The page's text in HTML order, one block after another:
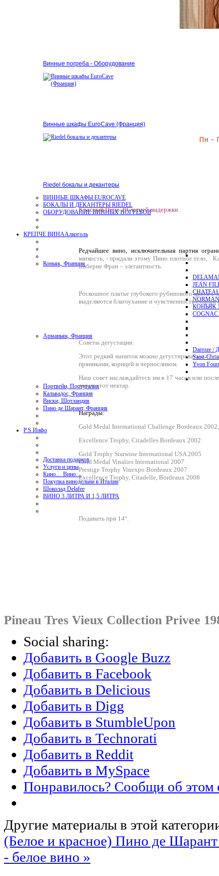
Винные погреба - Оборудование
Винные шкафы EuroCave (Франция)
Riedel бокалы и декантеры
ВИННЫЕ ШКАФЫ EUROCAVE
БОКАЛЫ И ДЕКАНТЕРЫ RIEDEL
ОБОРУДОВАНИЕ ВИННЫХ ПОГРЕБОВ
КРЕПЧЕ ВИНААлкоголь
Коньяк, Франция
JEAN
КОНЬЯК
Арманьяк, Франция
Darroze /
Saint-
Yvon
Портвейн, Португалия
Кальвадос, Франция
Виски, Шотландия
Пино де Шарант, Франция
P.S.Инфо
Доставка подарков
Услуги и цены
Кино… Вино…
Покупка винодельни в Италии
Шоколад Delafee
ВИНО 3 ЛИТРА И 1,5 ЛИТРА
Красный Пино 20-летней выдержки.
Редчайшее вино, исключительная партия
мягкость, - придали этому Пино плотное тело,
Каберне Фран – элегантность.
Роскошное платье глубокого рубинового цвета
выделяются благоухание и чувственность
Советы дегустации:
Этот редкий напиток можно дегустировать с
пряниками, корицей и черносливом.
Наш совет наслаждайтесь им в 17 часов или
дарит этот нектар.
Награды:
Gold Medal International Challenge Bordeaux 2002,
Excellence Trophy, Citadelles Bordeaux 2002
Gold Trophy Starwine International USA 2005
Gold Medal Vinalies International 2007
Prestige Trophy Vinexpo Bordeaux 2007
Excellence Trophy, Citadelle, Bordeaux 2008
Подавать при 14°.
Pineau Tres Vieux Collection Privee
Social sharing:
Добавить в Google Buzz
Добавить в Facebook
Добавить в Delicious
Добавить в Digg
Добавить в StumbleUpon
Добавить в Technorati
Добавить в Reddit
Добавить в MySpace
Понравилось? Сообщи об этом
Другие материалы в этой
(Белое и красное) Пино де
- белое вино »